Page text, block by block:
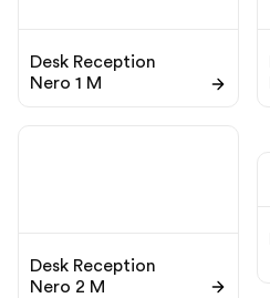
Desk Reception
Nero 1 M
Desk Reception
Nero 2 M